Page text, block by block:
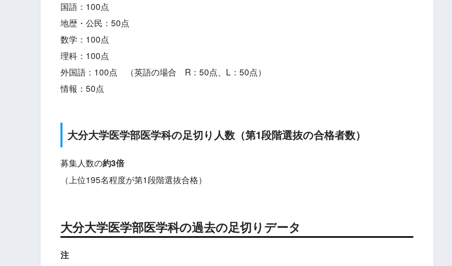
国語：100点
地歴・公民：50点
数学：100点
理科：100点
外国語：100点 （英語の場合 R：50点、L：50点）
情報：50点
大分大学医学部医学科の足切り人数（第1段階選抜の合格者数）
募集人数の約3倍
（上位195名程度が第1段階選抜合格）
大分大学医学部医学科の過去の足切りデータ
注